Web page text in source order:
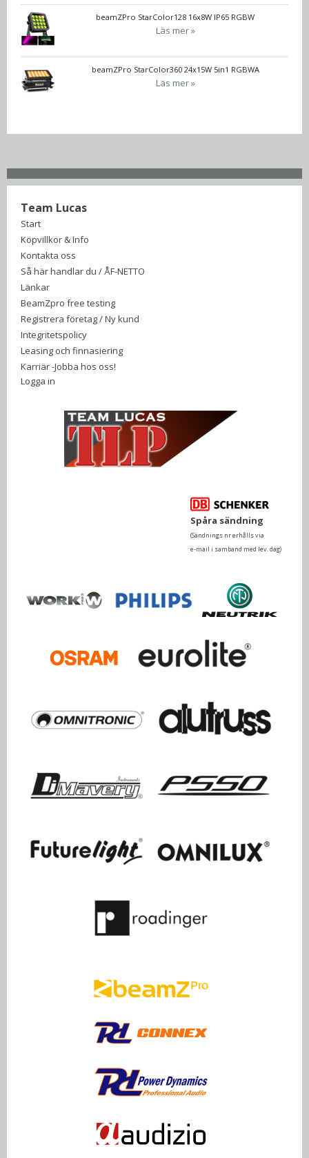
beamZPro StarColor128 16x8W IP65 RGBW
Läs mer »
beamZPro StarColor360 24x15W 5in1 RGBWA
Läs mer »
Team Lucas
Start
Köpvillkor & Info
Kontakta oss
Så här handlar du / ÅF-NETTO
Länkar
BeamZpro free testing
Registrera företag / Ny kund
Integritetspolicy
Leasing och finnasiering
Karriär -Jobba hos oss!
Logga in
Spåra sändning
(Sändnings nr erhålls via
e-mail i samband med lev. dag)